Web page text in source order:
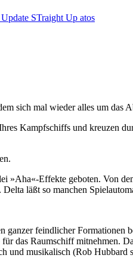
STraight Up atos
sich mal wieder alles um das
Kampfschiffs und kreuzen
Effekte geboten. Von
läßt so manchen
feindlicher
das Raumschiff mitnehmen.
musikalisch (Rob